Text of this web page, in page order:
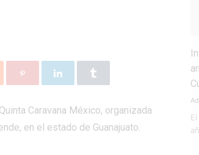
Quinta Caravana México, organizada
en el estado de Guanajuato.